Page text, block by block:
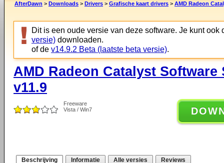
AfterDawn > Downloads > Drivers > Grafische kaart drivers > AMD Radeon
Dit is een oude versie van deze software. Je kunt ook
versie) downloaden.
of de v14.9.2 Beta (laatste beta versie).
AMD Radeon Catalyst Software
v11.9
Freeware
Vista / Win7
Beschrijving Informatie Alle versies Reviews